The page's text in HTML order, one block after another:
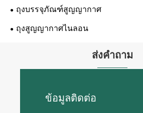
ถุงบรรจุภัณฑ์สูญญากาศ
ถุงสูญญากาศไนลอน
ส่งคำถาม
ข้อมูลติดต่อ